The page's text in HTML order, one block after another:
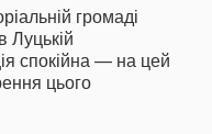
громаді
Луцькій
спокійна — на цей
цього